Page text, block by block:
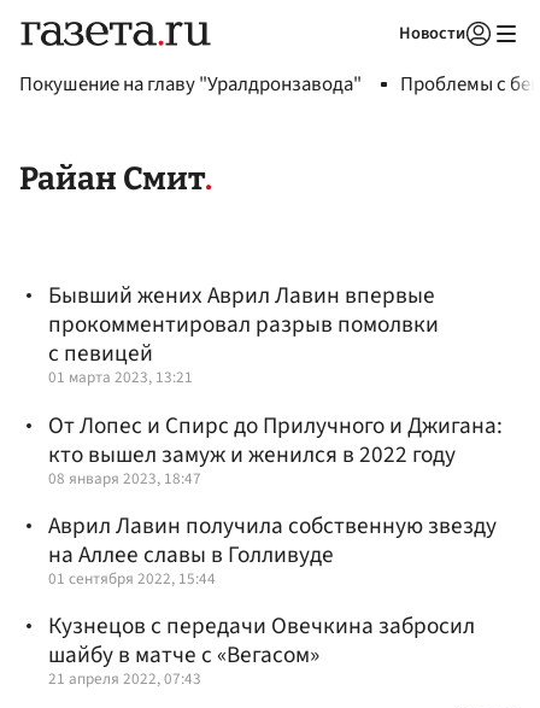
Новости
Покушение на главу "Уралдронзавода" Проблемы с
Райан Смит
Бывший жених Аврил Лавин впервые
прокомментировал разрыв помолвки
с певицей
01 марта 2023, 13:21
От Лопес и Спирс до Прилучного и Джигана:
кто вышел замуж и женился в 2022 году
08 января 2023, 18:47
Аврил Лавин получила собственную звезду
на Аллее славы в Голливуде
01 сентября 2022, 15:44
Кузнецов с передачи Овечкина забросил
шайбу в матче с «Вегасом»
21 апреля 2022, 07:43